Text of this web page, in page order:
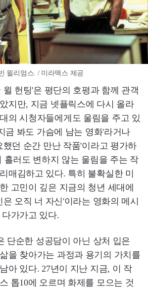
윌리엄스. / 미라맥스 제공
윌 헌팅'은 평단의 호평과 함께 관객
지만, 지금 넷플릭스에 다시 올라
의 시청자들에게도 울림을 주고 있
금 봐도 가슴에 남는 영화'라거나
했던 순간 만난 작품'이라고 평가하
흘러도 변하지 않는 울림을 주는 작
매김하고 있다. 특히 불확실한 미
고민이 깊은 지금의 청년 세대에
은 오직 너 자신'이라는 영화의 메시
가가고 있다.
단순한 성공담이 아닌 상처 입은
을 찾아가는 과정과 용기의 가치를
아 있다. 27년이 지난 지금, 이 작
톱10에 오르며 화제를 모으는 것